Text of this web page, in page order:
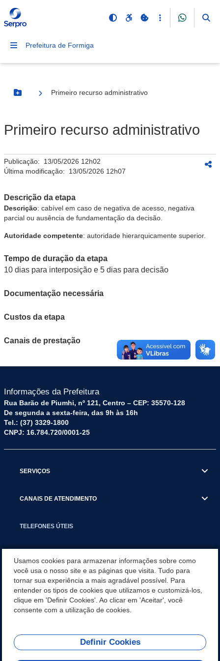
Prefeitura de Formiga
Botão Menu
Primeiro recurso administrativo
Primeiro recurso administrativo
Publicação: 13/05/2026 12h02
Última modificação: 13/05/2026 12h07
Descrição da etapa
Descrição: cabível em caso de negativa de acesso, negativa
parcial ou ausência de fundamentação da decisão.
Autoridade competente: autoridade hierarquicamente superior.
Tempo de duração da etapa
10 dias para interposição e 5 dias para decisão
Documentação necessária
Custos da etapa
Canais de prestação
Informações da Prefeitura
Rua Barão de Piumhi, nº 121, Centro – CEP: 35570-128
De segunda a sexta-feira, das 9h às 16h
Tel.: (37) 3329-1800
CNPJ: 16.784.720/0001-25
SERVIÇOS
CANAIS DE ATENDIMENTO
TELEFONES ÚTEIS
NOTÍCIAS
APLICATIVO
REDES SOCIAIS
Usamos cookies para armazenar informações sobre como
você usa o nosso site e as páginas que visita. Tudo para
tornar sua experiência a mais agradável possível. Para
entender os tipos de cookies que utilizamos e customizá-los,
clique em 'Definir Cookies'. Ao clicar em 'Aceitar', você
consente com a utilização de cookies.
Definir Cookies